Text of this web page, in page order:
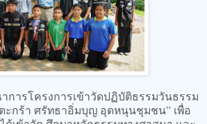
การโครงการเข้าวัดปฏิบัติธรรมวันธรรม
ะกร้า ศรัทธาอิ่มบุญ อุดหนุนชุมชน” เพื่อ